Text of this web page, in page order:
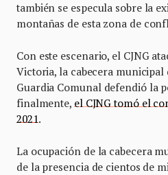
también se especula sobre la
montañas de esta zona de
Con este escenario, el CJNG
Victoria, la cabecera
Guardia Comunal defendió la
finalmente, el CJNG tomó el
2021.
La ocupación de la cabecera
de la presencia de cientos de